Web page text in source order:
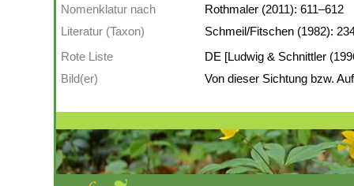
Nomenklatur nach
Rothmaler (2011): 611–612
Literatur (Taxon)
Schmeil/Fitschen (1982):
Rote Liste
DE [Ludwig & Schnittler
Bild(er)
Von dieser Sichtung bzw.